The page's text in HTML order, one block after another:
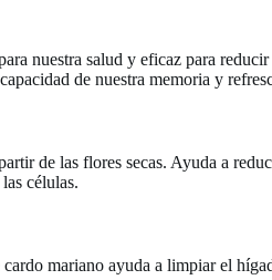
nuestra salud y eficaz para
de nuestra memoria y
de las flores secas. Ayuda a
células.
mariano ayuda a limpiar el